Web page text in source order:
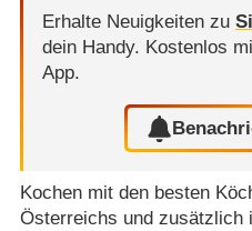
Erhalte Neuigkeiten zu
dein Handy. Kostenlos
App.
Kochen mit den besten
Österreichs und zusätzlich